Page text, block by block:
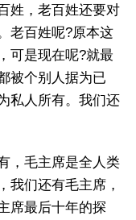
姓，老百姓还要对
老百姓呢?原本这
可是现在呢?就最
被个别人据为已
私人所有。我们还
，毛主席是全人类
我们还有毛主席，
席最后十年的探